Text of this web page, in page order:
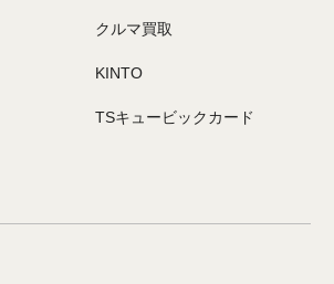
クルマ買取
KINTO
TSキュービックカード